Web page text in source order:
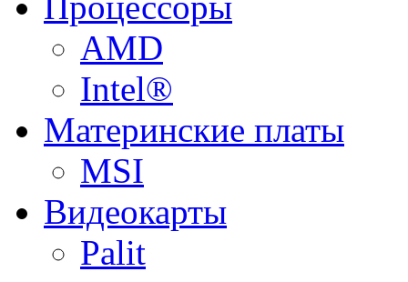
AMD
Intel®
Материнские платы
MSI
Видеокарты
Palit